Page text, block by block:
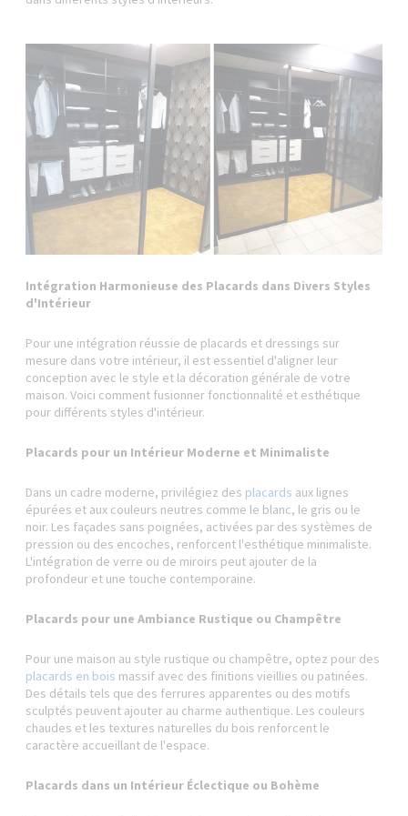
Intégration Harmonieuse des Placards dans Divers Styles
d'Intérieur
Pour une intégration réussie de placards et dressings sur
mesure dans votre intérieur, il est essentiel d'aligner leur
conception avec le style et la décoration générale de votre
maison. Voici comment fusionner fonctionnalité et esthétique
pour différents styles d'intérieur.
Placards pour un Intérieur Moderne et Minimaliste
Dans un cadre moderne, privilégiez des placards aux lignes
épurées et aux couleurs neutres comme le blanc, le gris ou le
noir. Les façades sans poignées, activées par des systèmes de
pression ou des encoches, renforcent l'esthétique minimaliste.
L'intégration de verre ou de miroirs peut ajouter de la
profondeur et une touche contemporaine.
Placards pour une Ambiance Rustique ou Champêtre
Pour une maison au style rustique ou champêtre, optez pour des
placards en bois massif avec des finitions vieillies ou patinées.
Des détails tels que des ferrures apparentes ou des motifs
sculptés peuvent ajouter au charme authentique. Les couleurs
chaudes et les textures naturelles du bois renforcent le
caractère accueillant de l'espace.
Placards dans un Intérieur Éclectique ou Bohème